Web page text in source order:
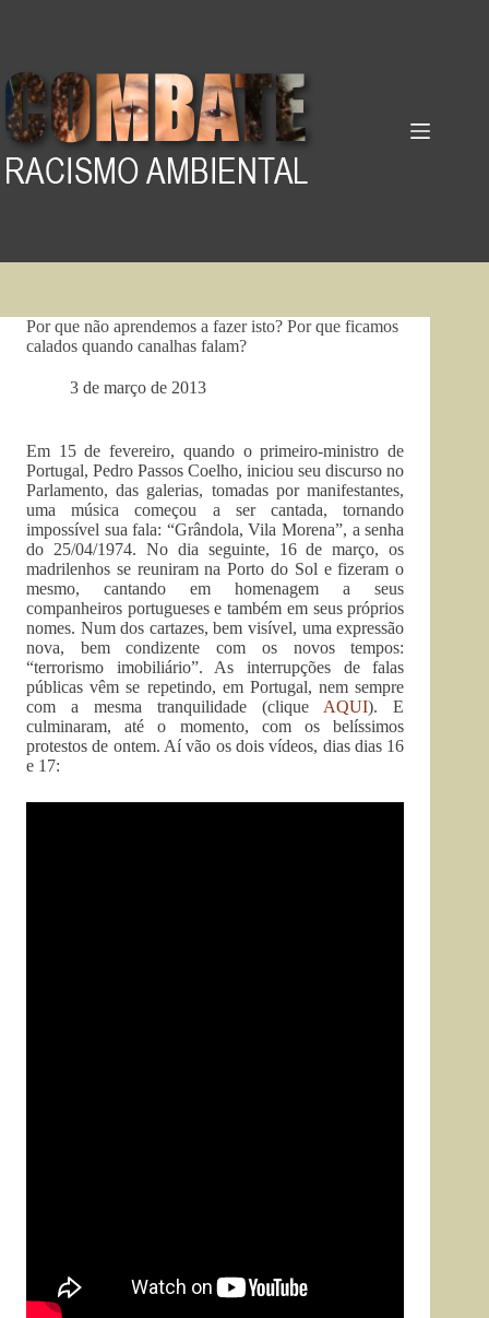
Por que não aprendemos a fazer isto? Por que ficamos
calados quando canalhas falam?
3 de março de 2013
Em 15 de fevereiro, quando o primeiro-ministro de
Portugal, Pedro Passos Coelho, iniciou seu discurso no
Parlamento, das galerias, tomadas por manifestantes,
uma música começou a ser cantada, tornando
impossível sua fala: “Grândola, Vila Morena”, a senha
do 25/04/1974. No dia seguinte, 16 de março, os
madrilenhos se reuniram na Porto do Sol e fizeram o
mesmo, cantando em homenagem a seus
companheiros portugueses e também em seus próprios
nomes. Num dos cartazes, bem visível, uma expressão
nova, bem condizente com os novos tempos:
“terrorismo imobiliário”. As interrupções de falas
públicas vêm se repetindo, em Portugal, nem sempre
com a mesma tranquilidade (clique AQUI). E
culminaram, até o momento, com os belíssimos
protestos de ontem. Aí vão os dois vídeos, dias dias 16
e 17: